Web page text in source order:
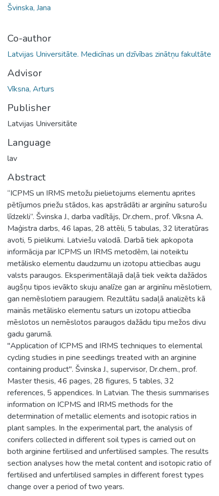
Švinska, Jana
Co-author
Latvijas Universitāte. Medicīnas un dzīvības zinātņu fakultāte
Advisor
Vīksna, Arturs
Publisher
Latvijas Universitāte
Language
lav
Abstract
“ICPMS un IRMS metožu pielietojums elementu aprites
pētījumos priežu stādos, kas apstrādāti ar arginīnu saturošu
līdzekli”. Švinska J., darba vadītājs, Dr.chem., prof. Vīksna A.
Maģistra darbs, 46 lapas, 28 attēli, 5 tabulas, 32 literatūras
avoti, 5 pielikumi. Latviešu valodā. Darbā tiek apkopota
informācija par ICPMS un IRMS metodēm, lai noteiktu
metālisko elementu daudzumu un izotopu attiecības augu
valsts paraugos. Eksperimentālajā daļā tiek veikta dažādos
augšņu tipos ievākto skuju analīze gan ar arginīnu mēslotiem,
gan nemēslotiem paraugiem. Rezultātu sadaļā analizēts kā
mainās metālisko elementu saturs un izotopu attiecība
mēslotos un nemēslotos paraugos dažādu tipu mežos divu
gadu garumā.
"Application of ICPMS and IRMS techniques to elemental
cycling studies in pine seedlings treated with an arginine
containing product". Švinska J., supervisor, Dr.chem., prof.
Master thesis, 46 pages, 28 figures, 5 tables, 32
references, 5 appendices. In Latvian. The thesis summarises
information on ICPMS and IRMS methods for the
determination of metallic elements and isotopic ratios in
plant samples. In the experimental part, the analysis of
conifers collected in different soil types is carried out on
both arginine fertilised and unfertilised samples. The results
section analyses how the metal content and isotopic ratio of
fertilised and unfertilised samples in different forest types
change over a period of two years.